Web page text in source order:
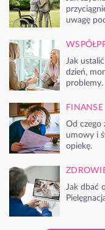
uwagę
Jak
dzień,
problemy.
Od czego
umowy i
opiekę.
Jak dbać